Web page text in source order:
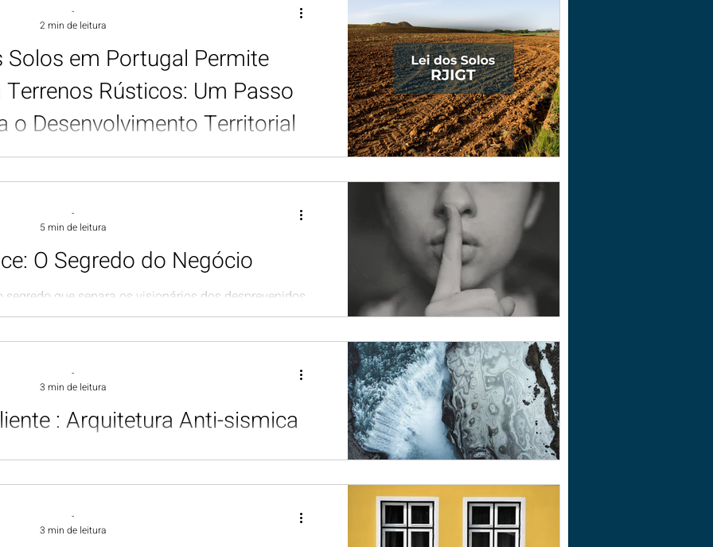
Solos em Portugal Permite
Rústicos: Um Passo
o Desenvolvimento Territorial
no ordenamento do território com a recente
da nova Lei dos Solos...
-
2 min de leitura
O Segredo do Negócio
segredo que separa os visionários dos desprevenidos.
-
5 min de leitura
: Arquitetura Anti-sismica
em Portugal
cultural e arquitetónico, enfrenta um desafio
-
3 min de leitura
-
3 min de leitura